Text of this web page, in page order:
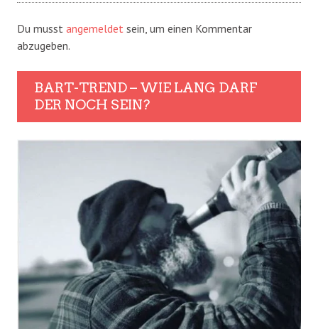
Du musst angemeldet sein, um einen Kommentar
abzugeben.
BART-TREND – WIE LANG DARF
DER NOCH SEIN?